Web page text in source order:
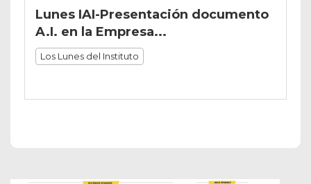
Lunes IAI-Presentación documento
A.I. en la Empresa...
Los Lunes del Instituto